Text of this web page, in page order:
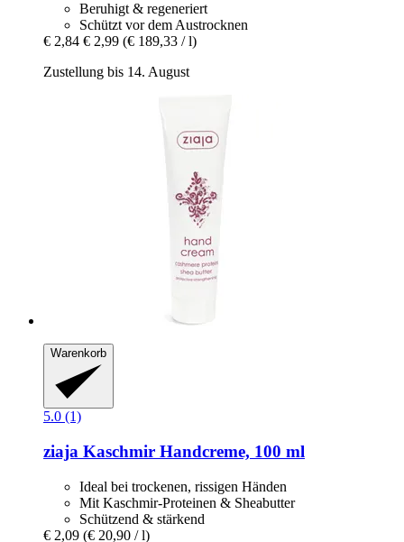
Beruhigt & regeneriert
Schützt vor dem Austrocknen
€ 2,84 € 2,99 (€ 189,33 / l)
Zustellung bis 14. August
Warenkorb
5.0 (1)
ziaja Kaschmir Handcreme, 100 ml
Ideal bei trockenen, rissigen Händen
Mit Kaschmir-Proteinen & Sheabutter
Schützend & stärkend
€ 2,09 (€ 20,90 / l)